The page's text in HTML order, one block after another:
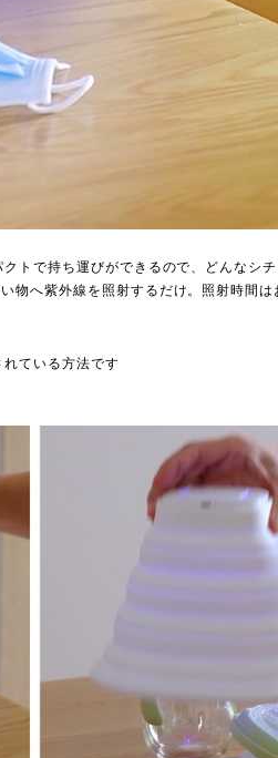
トで持ち運びができるので、どんなシ
物へ紫外線を照射するだけ。照射時間
ている方法です